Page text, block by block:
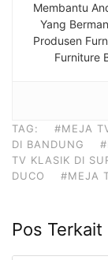
Membantu
Yang
Produsen
Furniture
TAG: #MEJA
DI BANDUNG
TV KLASIK DI
DUCO
#MEJA
Pos Terkait